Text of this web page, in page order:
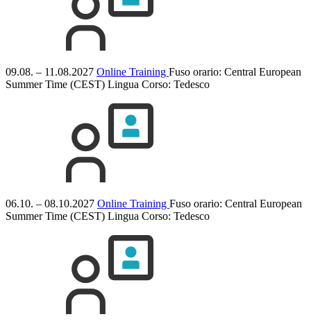
09.08. – 11.08.2027 Online Training Fuso orario: Central European
Summer Time (CEST) Lingua Corso: Tedesco
06.10. – 08.10.2027 Online Training Fuso orario: Central European
Summer Time (CEST) Lingua Corso: Tedesco